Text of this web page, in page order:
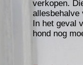
verkopen.
allesbehalve
In het geval
hond nog